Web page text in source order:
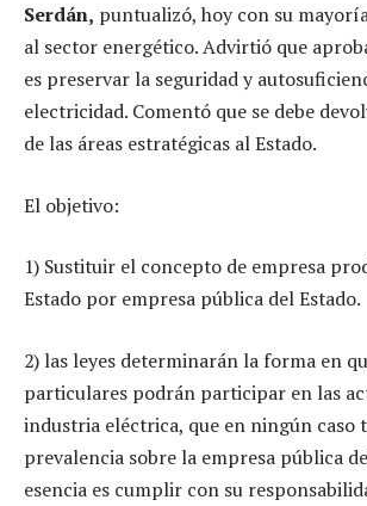
Serdán, puntualizó, hoy con su
al sector energético. Advirtió que
es preservar la seguridad y
electricidad. Comentó que se debe
de las áreas estratégicas al Estado.
El objetivo:
1) Sustituir el concepto de empresa
Estado por empresa pública del Estado.
2) las leyes determinarán la forma en
particulares podrán participar en las
industria eléctrica, que en ningún caso
prevalencia sobre la empresa pública
esencia es cumplir con su